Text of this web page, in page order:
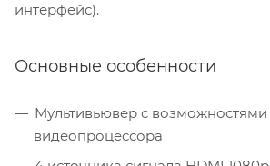
интерфейс).
Основные особенности
Мультивьювер с возможностями
видеопроцессора